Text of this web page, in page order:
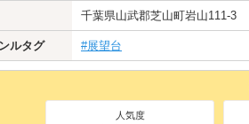
千葉県山武郡芝山町岩山111-3
ルタグ #展望台
人気度